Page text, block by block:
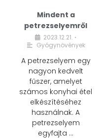
Mindent a
petrezselyemről
2023.12.21. •
Gyógynövények
A petrezselyem egy
nagyon kedvelt
fűszer, amelyet
számos konyhai étel
elkészítéséhez
használnak. A
petrezselyem
egyfajta …